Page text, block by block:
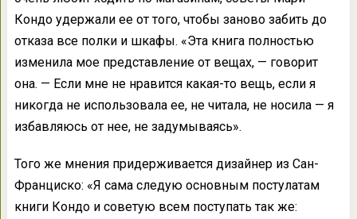
Кондо удержали ее от того, чтобы заново забить до
отказа все полки и шкафы. «Эта книга полностью
изменила мое представление от вещах, — говорит
она. — Если мне не нравится какая-то вещь, если я
никогда не использовала ее, не читала, не носила — я
избавляюсь от нее, не задумываясь».
Того же мнения придерживается дизайнер из Сан-
Франциско: «Я сама следую основным постулатам
книги Кондо и советую всем поступать так же: